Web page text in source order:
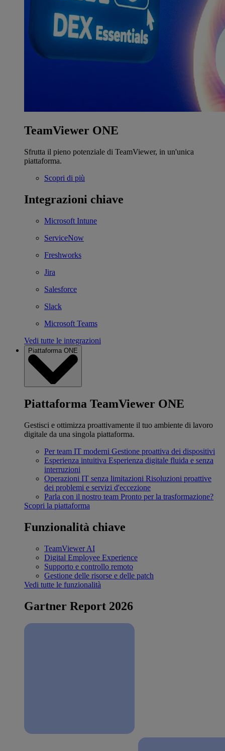
TeamViewer ONE
Sfrutta il pieno potenziale di TeamViewer, in un'unica
piattaforma.
Scopri di più
Integrazioni chiave
Microsoft Intune
ServiceNow
Freshworks
Jira
Salesforce
Slack
Microsoft Teams
Vedi tutte le integrazioni
Piattaforma ONE
Piattaforma TeamViewer ONE
Gestisci e ottimizza proattivamente il tuo ambiente di lavoro
digitale da una singola piattaforma.
Per team IT moderni Gestione proattiva dei dispositivi
Esperienza intuitiva Esperienza digitale fluida e senza
interruzioni
Operazioni IT senza limitazioni Risoluzioni proattive
dei problemi e servizi d'eccezione
Parla con il nostro team Pronto per la trasformazione?
Scopri la piattaforma
Funzionalità chiave
TeamViewer AI
Digital Employee Experience
Supporto e controllo remoto
Gestione delle risorse e delle patch
Vedi tutte le funzionalità
Gartner Report 2026